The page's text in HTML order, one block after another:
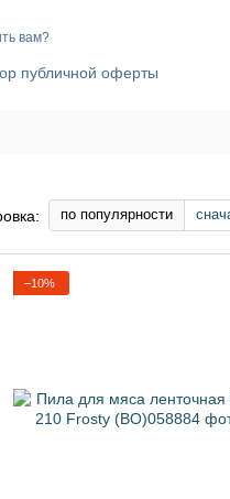
вам?
публичной оферты
по популярности
−10%